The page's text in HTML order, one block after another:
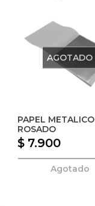
AGOTADO
PAPEL METALICO
ROSADO
$ 7.900
Agotado